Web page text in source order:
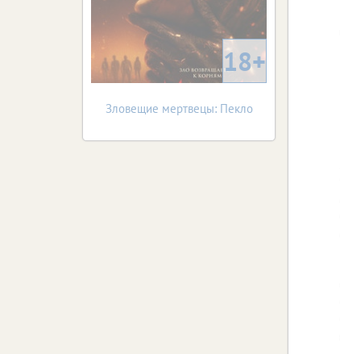
18+
Зловещие мертвецы: Пекло